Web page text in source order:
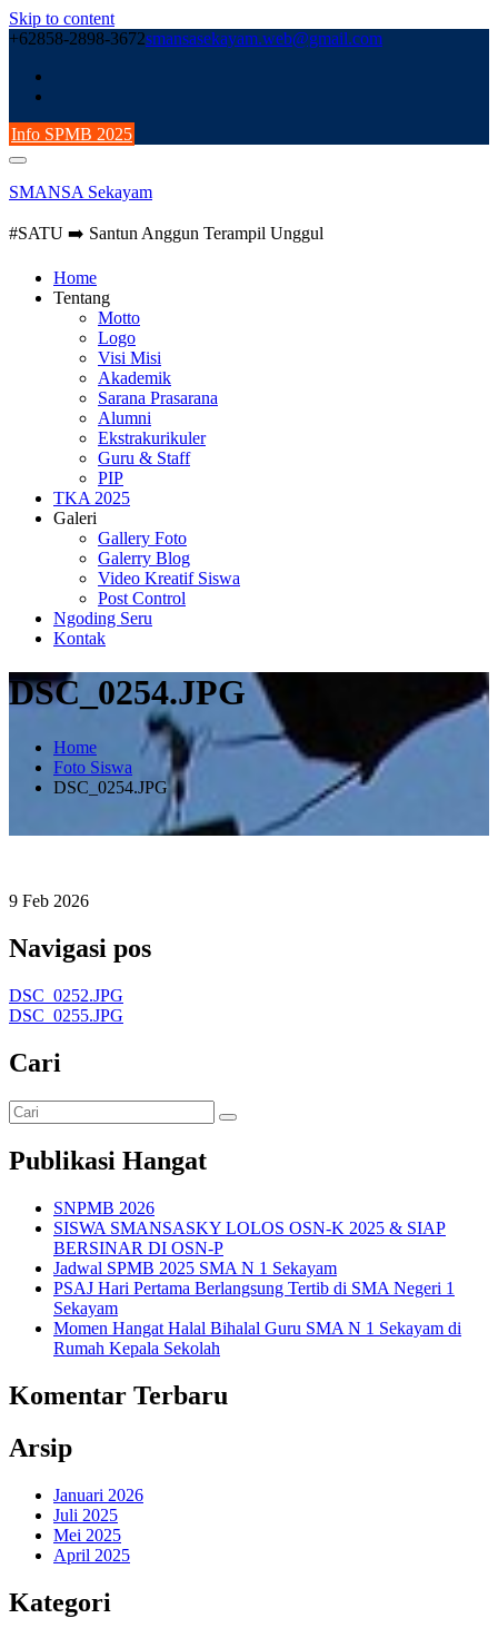
Skip to content
+62858-2898-3672smansasekayam.web@gmail.com
Info SPMB 2025
SMANSA Sekayam
#SATU ➡️ Santun Anggun Terampil Unggul
Home
Tentang
Motto
Logo
Visi Misi
Akademik
Sarana Prasarana
Alumni
Ekstrakurikuler
Guru & Staff
PIP
TKA 2025
Galeri
Gallery Foto
Galerry Blog
Video Kreatif Siswa
Post Control
Ngoding Seru
Kontak
DSC_0254.JPG
Home
Foto Siswa
DSC_0254.JPG
9 Feb 2026
Navigasi pos
DSC_0252.JPG
DSC_0255.JPG
Cari
Publikasi Hangat
SNPMB 2026
SISWA SMANSASKY LOLOS OSN-K 2025 & SIAP
BERSINAR DI OSN-P
Jadwal SPMB 2025 SMA N 1 Sekayam
PSAJ Hari Pertama Berlangsung Tertib di SMA Negeri 1
Sekayam
Momen Hangat Halal Bihalal Guru SMA N 1 Sekayam di
Rumah Kepala Sekolah
Komentar Terbaru
Arsip
Januari 2026
Juli 2025
Mei 2025
April 2025
Kategori